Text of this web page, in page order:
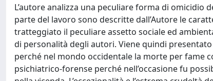
L’autore analizza una peculiare forma di
parte del lavoro sono descritte dall’Autore le
tratteggiato il peculiare assetto sociale ed
di personalità degli autori. Viene quindi
perché nel mondo occidentale la morte per fame
psichiatrico-forense perché nell’occasione fu